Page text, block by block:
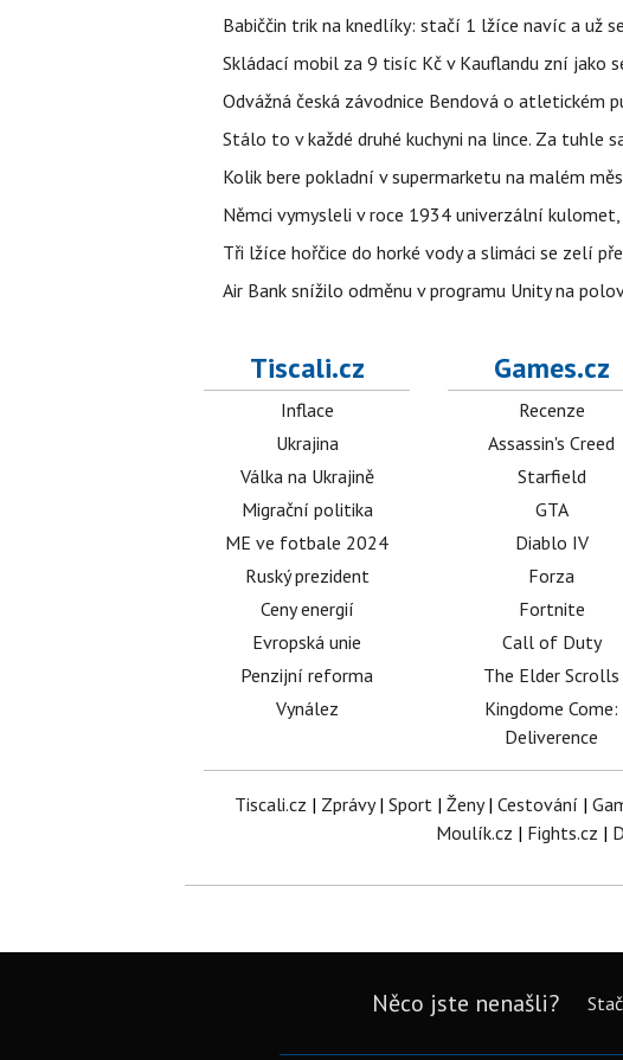
Babiččin trik na knedlíky: stačí 1 lžíce navíc a už
Skládací mobil za 9 tisíc Kč v Kauflandu zní jako
Odvážná česká závodnice Bendová o atletickém
Stálo to v každé druhé kuchyni na lince. Za tuhle
Kolik bere pokladní v supermarketu na malém
Němci vymysleli v roce 1934 univerzální
Tři lžíce hořčice do horké vody a slimáci se zelí
Air Bank snížilo odměnu v programu Unity na
Tiscali.cz
Inflace
Ukrajina
Válka na Ukrajině
Migrační politika
ME ve fotbale 2024
Ruský prezident
Ceny energií
Evropská unie
Penzijní reforma
Vynález
Games.cz
Recenze
Assassin's Creed
Starfield
GTA
Diablo IV
Forza
Fortnite
Call of Duty
The Elder Scrolls
Kingdome Come:
Deliverence
Tiscali.cz | Zprávy| Sport| Ženy| Cestování |
Moulík.cz | Fights.cz |
Něco jste nenašli?